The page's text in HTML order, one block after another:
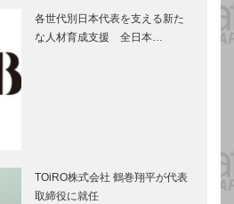
各世代別日本代表を支える新た
な人材育成支援 全日本…
TOiRO株式会社 鶴巻翔平が代表
取締役に就任